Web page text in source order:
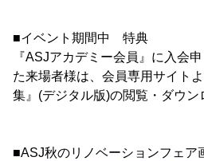
■イベント期間中 特典
『ASJアカデミー会員』に入会
た来場者様は、会員専用サイト
集』(デジタル版)の閲覧・ダウン
■ASJ秋のリノベーションフェア